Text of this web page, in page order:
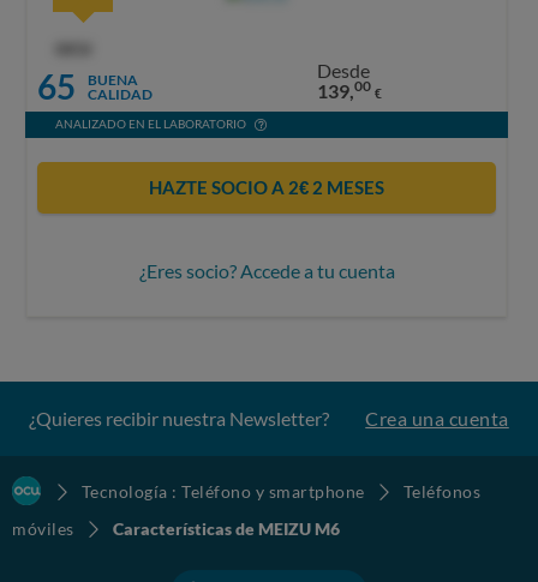
65
BUENA
CALIDAD
Desde
139,00 €
ANALIZADO EN EL LABORATORIO
HAZTE SOCIO A 2€ 2 MESES
¿Eres socio? Accede a tu cuenta
¿Quieres recibir nuestra Newsletter? Crea una cuenta
Tecnología : Teléfono y smartphone
Teléfonos
móviles
Características de MEIZU M6